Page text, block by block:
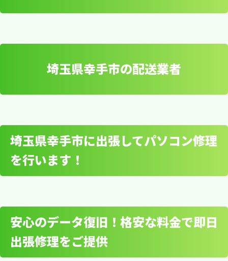
埼玉県幸手市の配送業者
埼玉県幸手市の配送業者
埼玉県幸手市に出張してパソコン修理
を行います！
埼玉県幸手市に出張して
安心のデータ復旧！格安な料金で即日
出張修理をご提供